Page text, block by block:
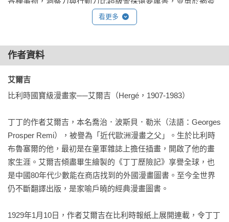
社會的黑暗。他深受大家喜愛，成為了家喻戶曉的傳奇記者，
並可說是世上最著名的漫畫主角之一。
由比利時漫畫家艾爾吉所創作的《丁丁歷險記》，內容以冒險
故事作為主軸，同時帶有幻想科學的成分，並將真實歷史巧妙
地虛實融合，透過丁丁的眼睛見證二十世紀的重大事件。24篇
精采的故事，講述丁丁和他的夥伴們足跡遍及全球的種種奇
哥、打擊跨國販毒集團、深入南美洲叢林、挖掘深海中價值連
城的寶藏、甚至登上月球！透過作者簡單俐落卻不忘細節的作
畫風格，以暢快的節奏引領著讀者，彷彿跟著丁丁遊歷世界。
書中還有各個充滿魅力的配角，像是丁丁的最佳拍檔小狗米
魯、嗜酒如命卻豪爽正直的哈達克船長、耿直但糊塗的杜龐和
的劇情安排，他們產生各種碰撞，還有更多誤會和笑料。每場
看更多
作者資料
艾爾吉
比利時國寶級漫畫家──艾爾吉（Hergé，1907-1983）
丁丁的作者艾爾吉，本名喬治．波斯貝．勒米（法語：Georges
Prosper Remi），被譽為「近代歐洲漫畫之父」。生於比利時
布魯塞爾的他，最初是在童軍雜誌上擔任插畫，開啟了他的畫
家生涯。艾爾吉傾盡畢生繪製的《丁丁歷險記》享譽全球，也
是中國80年代少數能在商店找到的外國漫畫圖書。至今全世界
仍不斷翻譯出版，是家喻戶曉的經典漫畫圖書。
1929年1月10日，作者艾爾吉在比利時報紙上展開連載，令丁丁